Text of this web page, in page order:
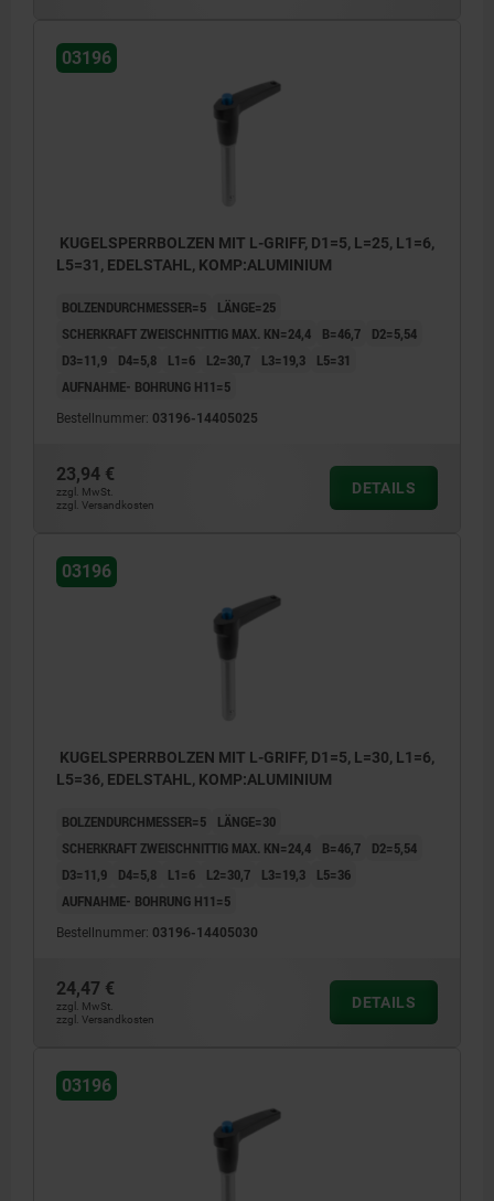
03196
KUGELSPERRBOLZEN MIT L-GRIFF, D1=5, L=25, L1=6,
L5=31, EDELSTAHL, KOMP:ALUMINIUM
BOLZENDURCHMESSER=5
LÄNGE=25
SCHERKRAFT ZWEISCHNITTIG MAX. KN=24,4
B=46,7
D2=5,54
D3=11,9
D4=5,8 L1=6 L2=30,7 L3=19,3
L5=31
AUFNAHME- BOHRUNG H11=5
Bestellnummer: 03196-14405025
23,94 €
zzgl. MwSt.
zzgl. Versandkosten
DETAILS
03196
KUGELSPERRBOLZEN MIT L-GRIFF, D1=5, L=30, L1=6,
L5=36, EDELSTAHL, KOMP:ALUMINIUM
BOLZENDURCHMESSER=5
LÄNGE=30
SCHERKRAFT ZWEISCHNITTIG MAX. KN=24,4
B=46,7
D2=5,54
D3=11,9
D4=5,8 L1=6 L2=30,7 L3=19,3
L5=36
AUFNAHME- BOHRUNG H11=5
Bestellnummer: 03196-14405030
24,47 €
zzgl. MwSt.
zzgl. Versandkosten
DETAILS
03196